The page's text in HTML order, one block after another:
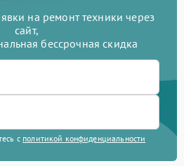
на ремонт техники через
сайт,
бессрочная скидка
с политикой конфиденциальности